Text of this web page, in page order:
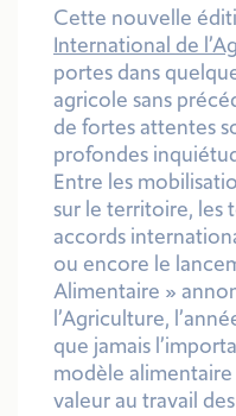
Cette nouvelle
International de
portes dans
agricole sans
de fortes attentes
profondes
Entre les
sur le territoire, les
accords
ou encore le
Alimentaire »
l’Agriculture,
que jamais
modèle
valeur au travail